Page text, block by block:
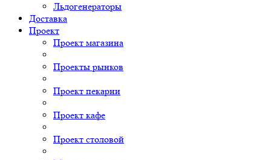
Льдогенераторы
Доставка
Проект
Проект магазина
Проекты рынков
Проект пекарни
Проект кафе
Проект столовой